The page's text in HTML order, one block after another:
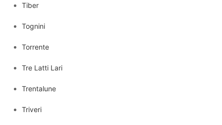
Tiber
Tognini
Torrente
Tre Latti Lari
Trentalune
Triveri